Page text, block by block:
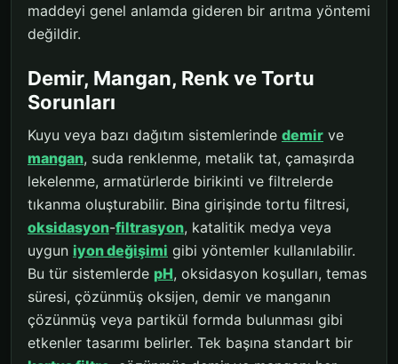
maddeyi genel anlamda gideren bir arıtma yöntemi
değildir.
Demir, Mangan, Renk ve Tortu
Sorunları
Kuyu veya bazı dağıtım sistemlerinde demir ve
mangan, suda renklenme, metalik tat, çamaşırda
lekelenme, armatürlerde birikinti ve filtrelerde
tıkanma oluşturabilir. Bina girişinde tortu filtresi,
oksidasyon-filtrasyon, katalitik medya veya
uygun iyon değişimi gibi yöntemler kullanılabilir.
Bu tür sistemlerde pH, oksidasyon koşulları, temas
süresi, çözünmüş oksijen, demir ve manganın
çözünmüş veya partikül formda bulunması gibi
etkenler tasarımı belirler. Tek başına standart bir